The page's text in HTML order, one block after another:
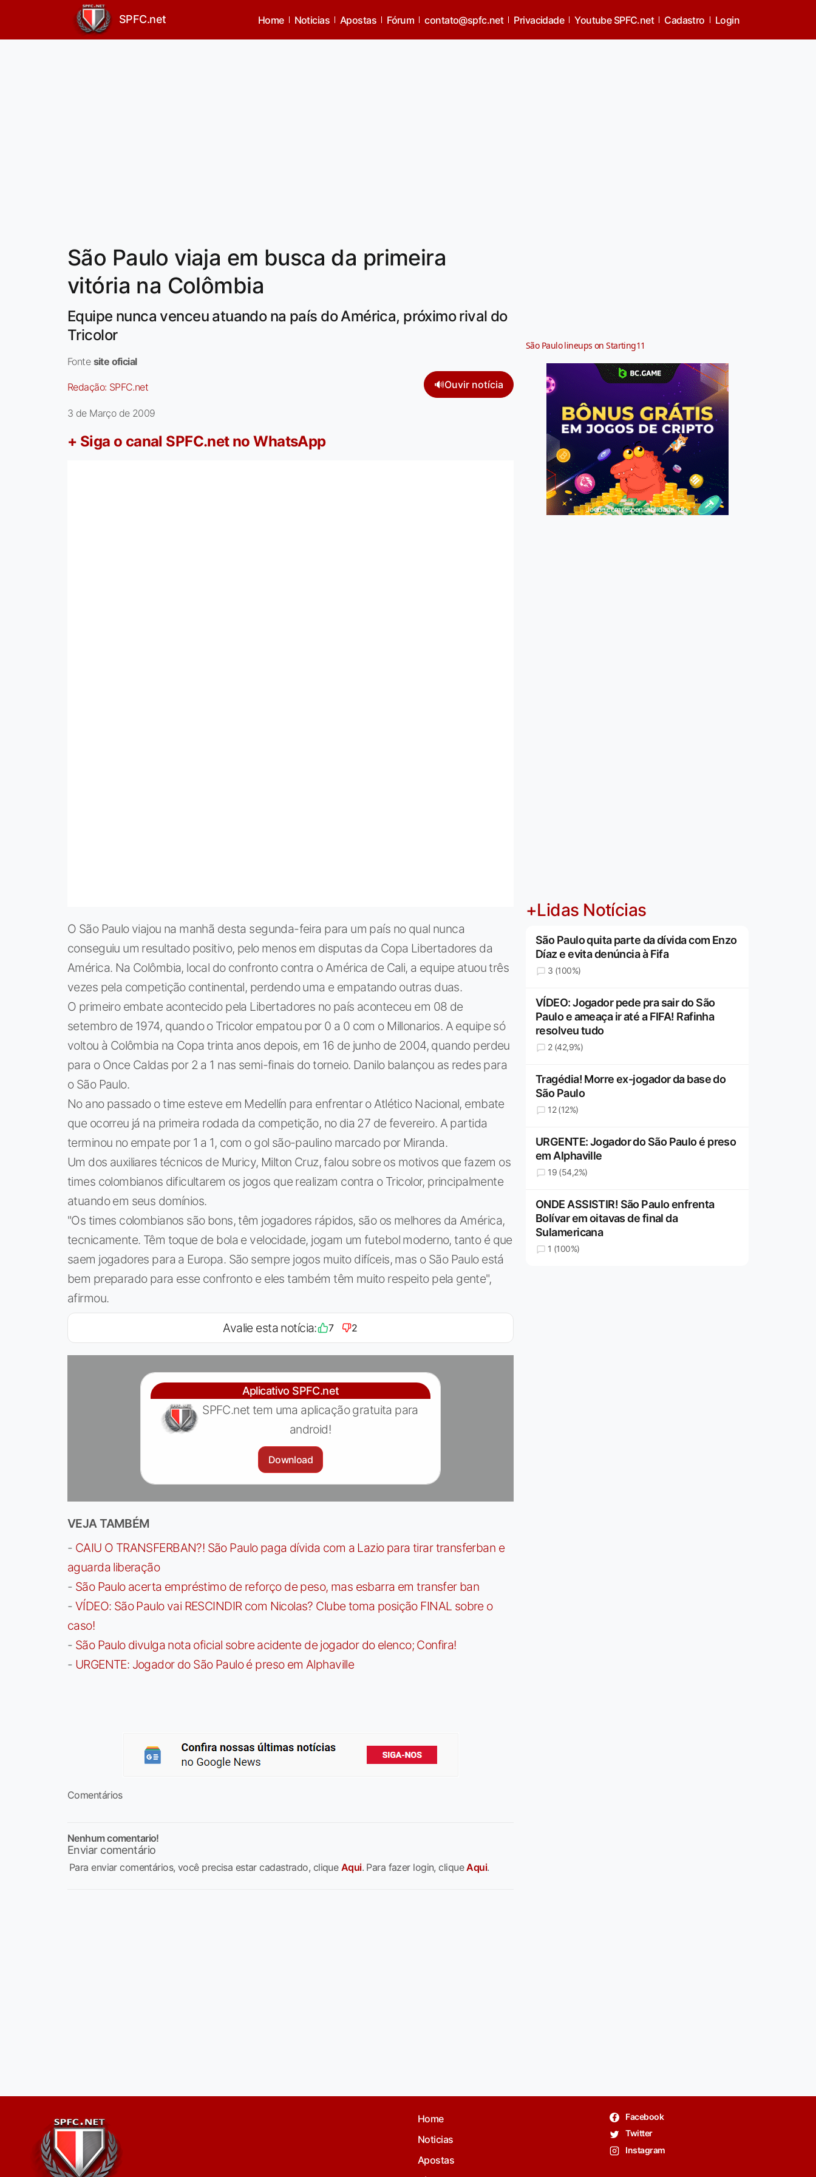
SPFC.net Home Noticias Apostas Fórum contato@spfc.net Privacidade Youtube SPFC.net Cadastro Login
São Paulo viaja em busca da primeira
vitória na Colômbia
Equipe nunca venceu atuando na país do América, próximo rival do
Tricolor
Fonte site oficial
Redação: SPFC.net 🔊Ouvir notícia
3 de Março de 2009
+ Siga o canal SPFC.net no WhatsApp
O São Paulo viajou na manhã desta segunda-feira para um país no qual nunca
conseguiu um resultado positivo, pelo menos em disputas da Copa Libertadores da
América. Na Colômbia, local do confronto contra o América de Cali, a equipe atuou três
vezes pela competição continental, perdendo uma e empatando outras duas.
O primeiro embate acontecido pela Libertadores no país aconteceu em 08 de
setembro de 1974, quando o Tricolor empatou por 0 a 0 com o Millonarios. A equipe só
voltou à Colômbia na Copa trinta anos depois, em 16 de junho de 2004, quando perdeu
para o Once Caldas por 2 a 1 nas semi-finais do torneio. Danilo balançou as redes para
o São Paulo.
No ano passado o time esteve em Medellín para enfrentar o Atlético Nacional, embate
que ocorreu já na primeira rodada da competição, no dia 27 de fevereiro. A partida
terminou no empate por 1 a 1, com o gol são-paulino marcado por Miranda.
Um dos auxiliares técnicos de Muricy, Milton Cruz, falou sobre os motivos que fazem os
times colombianos dificultarem os jogos que realizam contra o Tricolor, principalmente
atuando em seus domínios.
"Os times colombianos são bons, têm jogadores rápidos, são os melhores da América,
tecnicamente. Têm toque de bola e velocidade, jogam um futebol moderno, tanto é que
saem jogadores para a Europa. São sempre jogos muito difíceis, mas o São Paulo está
bem preparado para esse confronto e eles também têm muito respeito pela gente",
afirmou.
Avalie esta notícia: 7 2
Aplicativo SPFC.net
SPFC.net tem uma aplicação gratuita para
android!
Download
VEJA TAMBÉM
- CAIU O TRANSFERBAN?! São Paulo paga dívida com a Lazio para tirar transferban e
aguarda liberação
- São Paulo acerta empréstimo de reforço de peso, mas esbarra em transfer ban
- VÍDEO: São Paulo vai RESCINDIR com Nicolas? Clube toma posição FINAL sobre o
caso!
- São Paulo divulga nota oficial sobre acidente de jogador do elenco; Confira!
- URGENTE: Jogador do São Paulo é preso em Alphaville
Comentários
Nenhum comentario!
Enviar comentário
Para enviar comentários, você precisa estar cadastrado, clique Aqui. Para fazer login, cliqueAqui.
São Paulo lineups on Starting11
Jogue com responsabilidade. 18+
+Lidas Notícias
São Paulo quita parte da dívida com Enzo
Díaz e evita denúncia à Fifa
3 (100%)
VÍDEO: Jogador pede pra sair do São
Paulo e ameaça ir até a FIFA! Rafinha
resolveu tudo
2 (42,9%)
Tragédia! Morre ex-jogador da base do
São Paulo
12 (12%)
URGENTE: Jogador do São Paulo é preso
em Alphaville
19 (54,2%)
ONDE ASSISTIR! São Paulo enfrenta
Bolívar em oitavas de final da
Sulamericana
1 (100%)
Home
Noticias
Apostas
Facebook
Twitter
Instagram